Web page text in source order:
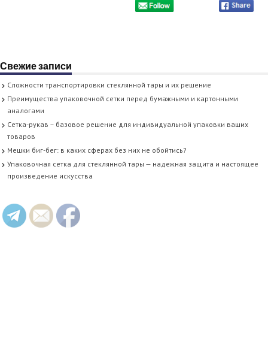
Свежие записи
Сложности транспортировки стеклянной тары и их решение
Преимущества упаковочной сетки перед бумажными и картонными
аналогами
Сетка-рукав – базовое решение для индивидуальной упаковки ваших
товаров
Мешки биг-бег: в каких сферах без них не обойтись?
Упаковочная сетка для стеклянной тары — надежная защита и настоящее
произведение искусства